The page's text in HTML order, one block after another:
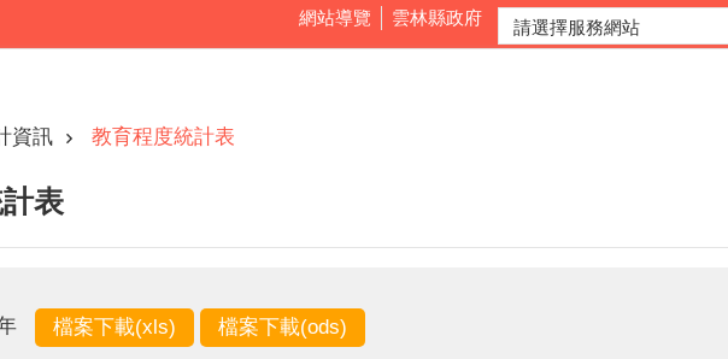
網站導覽 雲林縣政府
資訊 教育程度統計表
表